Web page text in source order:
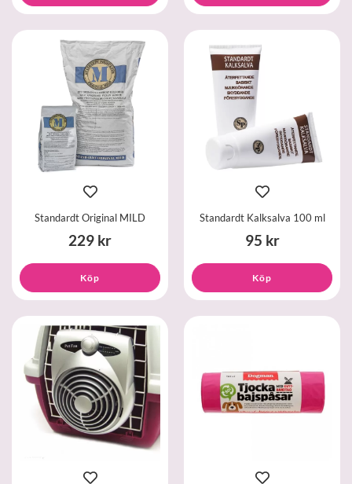
Standardt Original MILD
229 kr
Köp
Standardt Kalksalva 100 ml
95 kr
Köp